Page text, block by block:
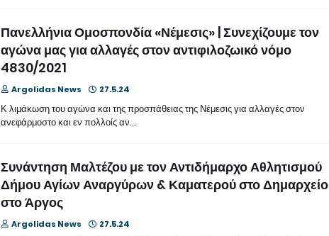
Πανελλήνια Ομοσπονδία «Νέμεσις» | Συνεχίζουμε τον
αγώνα μας για αλλαγές στον αντιφιλοζωικό νόμο
4830/2021
Argolidas News 27.5.24
Κ λιμάκωση του αγώνα και της προσπάθειας της Νέμεσις για αλλαγές στον
ανεφάρμοστο και εν πολλοίς αν…
Συνάντηση Μαλτέζου με τον Αντιδήμαρχο Αθλητισμού
Δήμου Αγίων Αναργύρων & Καματερού στο Δημαρχείο
στο Άργος
Argolidas News 27.5.24